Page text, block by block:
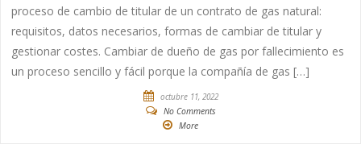
proceso de cambio de titular de un contrato de gas natural:
requisitos, datos necesarios, formas de cambiar de titular y
gestionar costes. Cambiar de dueño de gas por fallecimiento es
un proceso sencillo y fácil porque la compañía de gas […]
octubre 11, 2022
No Comments
More